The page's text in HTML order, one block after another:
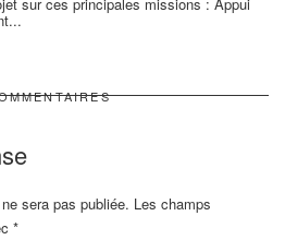
sera pas publiée. Les champs
*